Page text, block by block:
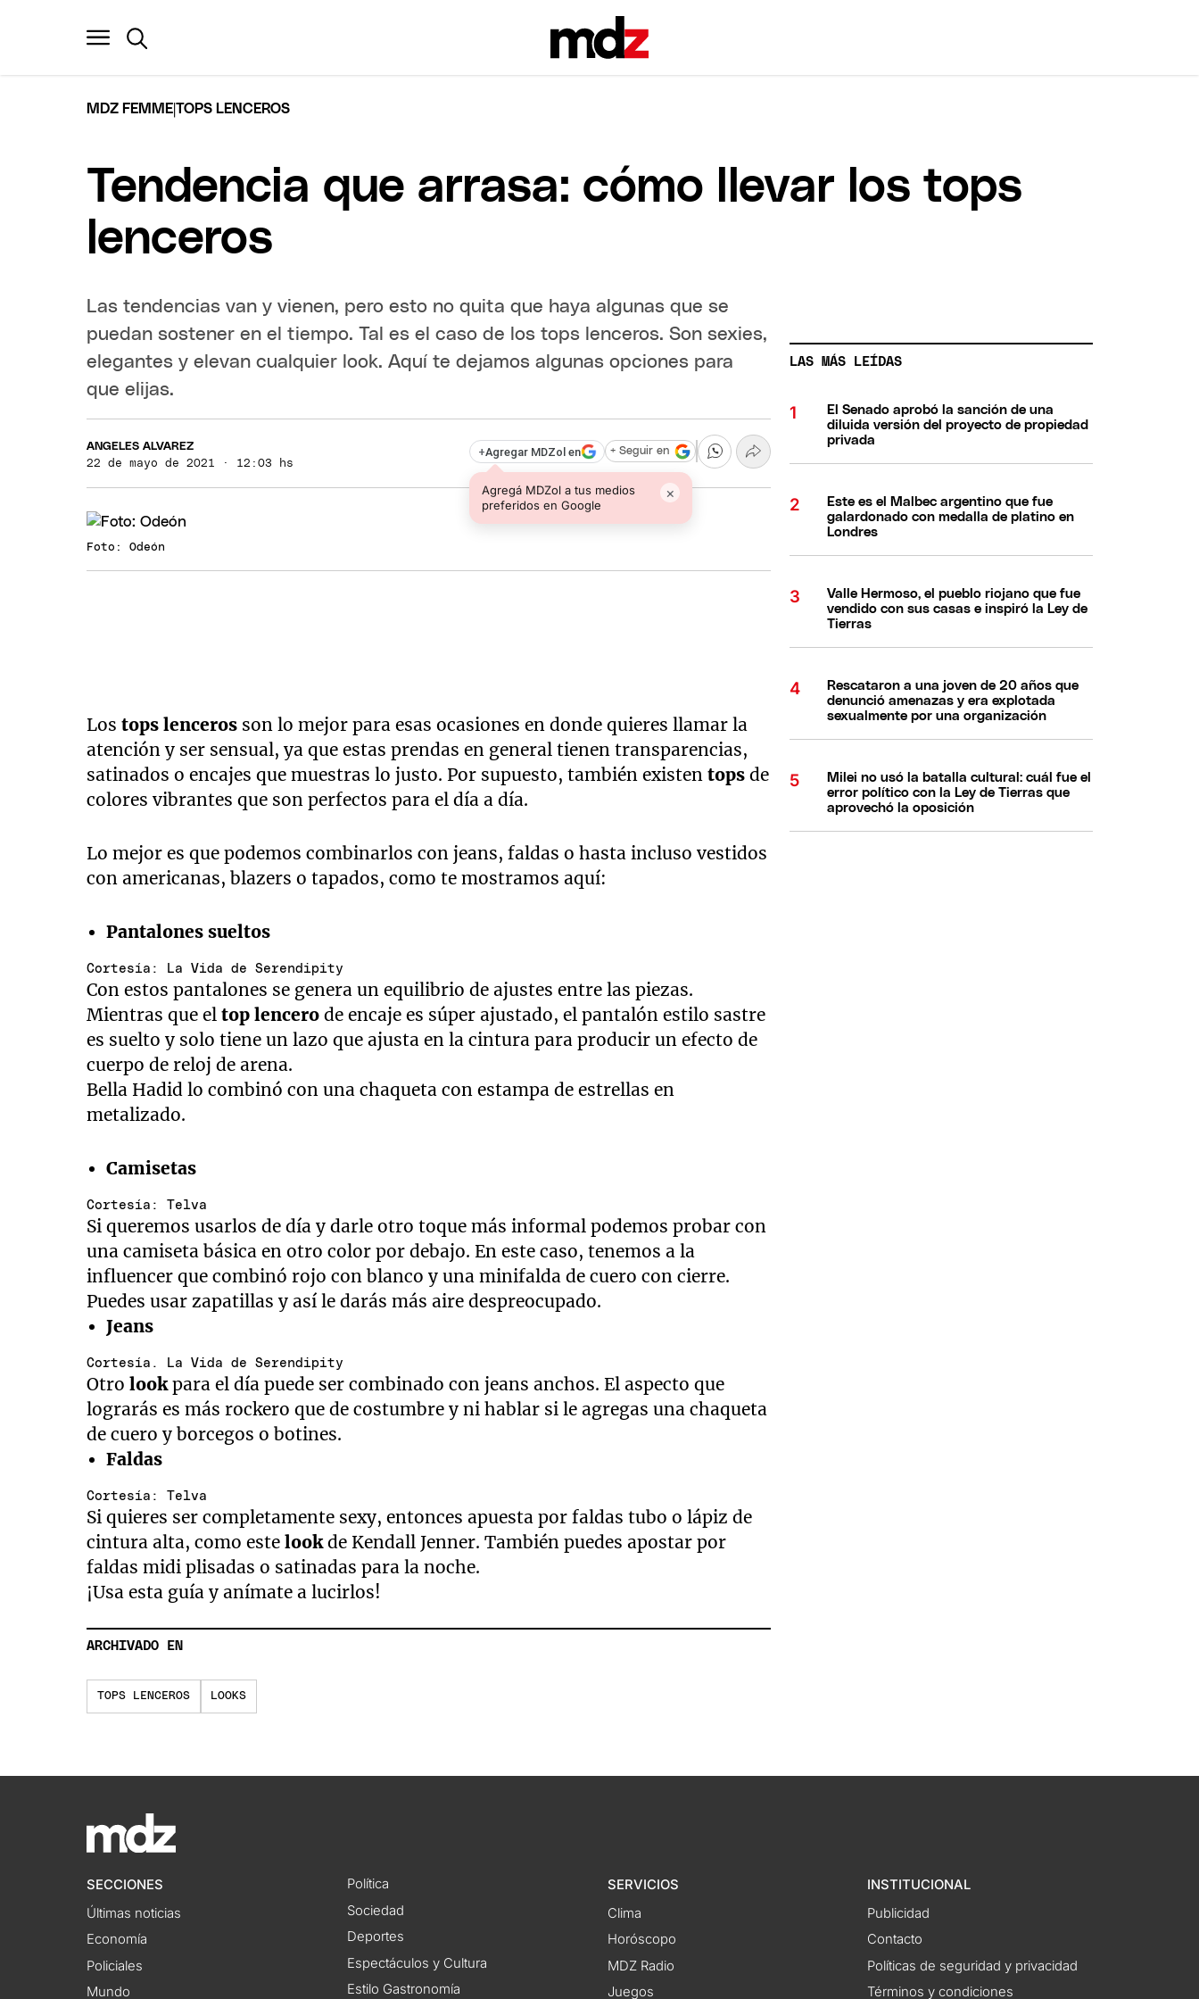
MDZ FEMME|TOPS LENCEROS
Tendencia que arrasa: cómo llevar los tops
lenceros
Las tendencias van y vienen, pero esto no quita que haya algunas que se
puedan sostener en el tiempo. Tal es el caso de los tops lenceros. Son sexies,
elegantes y elevan cualquier look. Aquí te dejamos algunas opciones para
que elijas.
ANGELES ALVAREZ
22 de mayo de 2021 · 12:03 hs
+Agregar MDZol en
Agregá MDZol a tus medios
preferidos en Google
×
+ Seguir en
Foto: Odeón
Los tops lenceros son lo mejor para esas ocasiones en donde quieres llamar la
atención y ser sensual, ya que estas prendas en general tienen transparencias,
satinados o encajes que muestras lo justo. Por supuesto, también existentopsde
colores vibrantes que son perfectos para el día a día.
Lo mejor es que podemos combinarlos con jeans, faldas o hasta incluso vestidos
con americanas, blazers o tapados, como te mostramos aquí:
Pantalones sueltos
Cortesía: La Vida de Serendipity
Con estos pantalones se genera un equilibrio de ajustes entre las piezas.
Mientras que eltop lencero de encaje es súper ajustado, el pantalón estilo sastre
es suelto y solo tiene un lazo que ajusta en la cintura para producir un efecto de
cuerpo de reloj de arena.
Bella Hadid lo combinó con una chaqueta con estampa de estrellas en
metalizado.
Camisetas
Cortesía: Telva
Si queremos usarlos de día y darle otro toque más informal podemos probar con
una camiseta básica en otro color por debajo. En este caso, tenemos a la
influencer que combinó rojo con blanco y una minifalda de cuero con cierre.
Puedes usar zapatillas y así le darás más aire despreocupado.
Jeans
Cortesía. La Vida de Serendipity
Otrolookpara el día puede ser combinado con jeans anchos. El aspecto que
lograrás es más rockero que de costumbre y ni hablar si le agregas una chaqueta
de cuero y borcegos o botines.
Faldas
Cortesía: Telva
Si quieres ser completamente sexy, entonces apuesta por faldas tubo o lápiz de
cintura alta, como estelookde Kendall Jenner. También puedes apostar por
faldas midi plisadas o satinadas para la noche.
¡Usa esta guía y anímate a lucirlos!
ARCHIVADO EN
TOPS LENCEROS LOOKS
LAS MÁS LEÍDAS
El Senado aprobó la sanción de una
diluida versión del proyecto de propiedad
privada
Este es el Malbec argentino que fue
galardonado con medalla de platino en
Londres
Valle Hermoso, el pueblo riojano que fue
vendido con sus casas e inspiró la Ley de
Tierras
Rescataron a una joven de 20 años que
denunció amenazas y era explotada
sexualmente por una organización
Milei no usó la batalla cultural: cuál fue el
error político con la Ley de Tierras que
aprovechó la oposición
SECCIONES
Últimas noticias
Economía
Policiales
Mundo
Política
Sociedad
Deportes
Espectáculos y Cultura
Estilo Gastronomía
SERVICIOS
Clima
Horóscopo
MDZ Radio
Juegos
INSTITUCIONAL
Publicidad
Contacto
Políticas de seguridad y privacidad
Términos y condiciones